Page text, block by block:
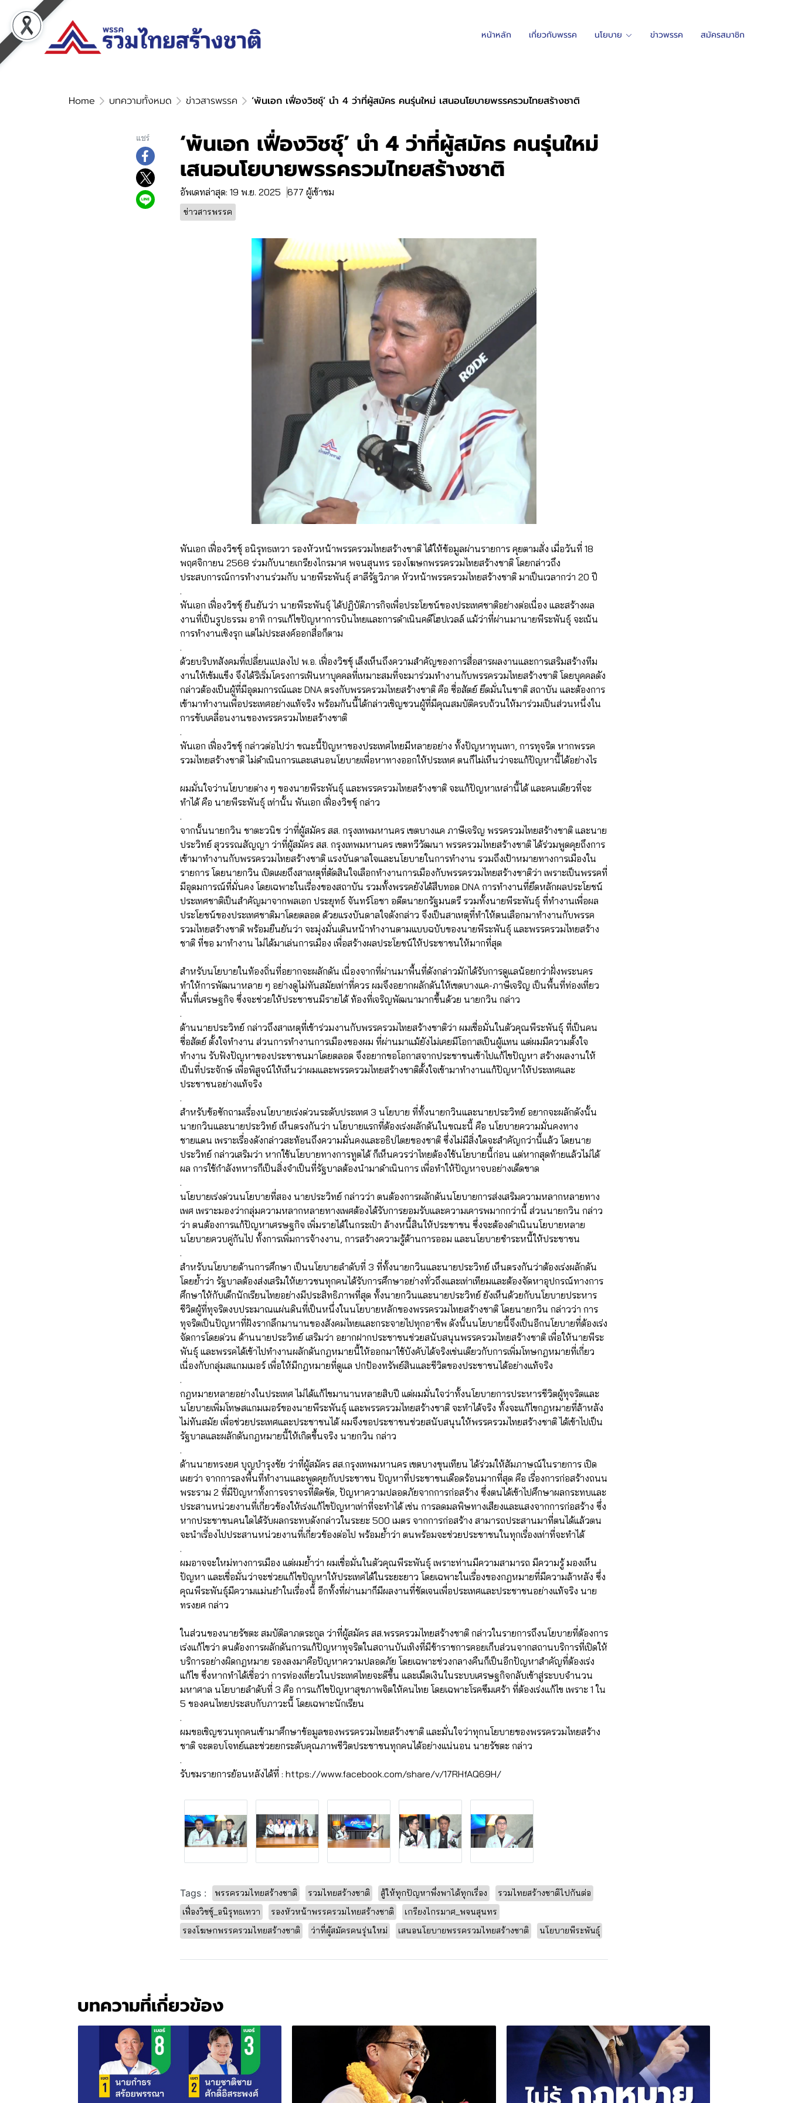
หน้าหลัก เกี่ยวกับพรรค นโยบาย ข่าวพรรค สมัครสมาชิก
Home บทความทั้งหมด ข่าวสารพรรค ‘พันเอก เฟื่องวิชชุ์’ นำ 4 ว่าที่ผู้สมัคร คนรุ่นใหม่ เสนอนโยบายพรรครวมไทยสร้างชาติ
แชร์ ‘พันเอก เฟื่องวิชชุ์’ นำ 4 ว่าที่ผู้สมัคร คนรุ่นใหม่
เสนอนโยบายพรรครวมไทยสร้างชาติ
อัพเดทล่าสุด: 19 พ.ย. 2025 677 ผู้เข้าชม
ข่าวสารพรรค
พันเอก เฟื่องวิชชุ์ อนิรุทธเทวา รองหัวหน้าพรรครวมไทยสร้างชาติ ได้ให้ข้อมูลผ่านรายการ คุยตามสั่ง เมื่อวันที่ 18
พฤศจิกายน 2568 ร่วมกับนายเกรียงไกรมาศ พจนสุนทร รองโฆษกพรรครวมไทยสร้างชาติ โดยกล่าวถึง
ประสบการณ์การทำงานร่วมกับ นายพีระพันธุ์ สาลีรัฐวิภาค หัวหน้าพรรครวมไทยสร้างชาติ มาเป็นเวลากว่า 20 ปี
.
พันเอก เฟื่องวิชชุ์ ยืนยันว่า นายพีระพันธุ์ ได้ปฏิบัติภารกิจเพื่อประโยชน์ของประเทศชาติอย่างต่อเนื่อง และสร้างผล
งานที่เป็นรูปธรรม อาทิ การแก้ไขปัญหาการบินไทยและการดำเนินคดีโฮปเวลล์ แม้ว่าที่ผ่านมานายพีระพันธุ์ จะเน้น
การทำงานเชิงรุก แต่ไม่ประสงค์ออกสื่อก็ตาม
.
ด้วยบริบทสังคมที่เปลี่ยนแปลงไป พ.อ. เฟื่องวิชชุ์ เล็งเห็นถึงความสำคัญของการสื่อสารผลงานและการเสริมสร้างทีม
งานให้เข้มแข็ง จึงได้ริเริ่มโครงการเฟ้นหาบุคคลที่เหมาะสมที่จะมาร่วมทำงานกับพรรครวมไทยสร้างชาติ โดยบุคคลดัง
กล่าวต้องเป็นผู้ที่มีอุดมการณ์และ DNA ตรงกับพรรครวมไทยสร้างชาติ คือ ซื่อสัตย์ ยึดมั่นในชาติ สถาบัน และต้องการ
เข้ามาทำงานเพื่อประเทศอย่างแท้จริง พร้อมกันนี้ได้กล่าวเชิญชวนผู้ที่มีคุณสมบัติครบถ้วนให้มาร่วมเป็นส่วนหนึ่งใน
การขับเคลื่อนงานของพรรครวมไทยสร้างชาติ
.
พันเอก เฟื่องวิชชุ์ กล่าวต่อไปว่า ขณะนี้ปัญหาของประเทศไทยมีหลายอย่าง ทั้งปัญหาทุนเทา, การทุจริต หากพรรค
รวมไทยสร้างชาติ ไม่ดำเนินการและเสนอนโยบายเพื่อหาทางออกให้ประเทศ ตนก็ไม่เห็นว่าจะแก้ปัญหานี้ได้อย่างไร
ผมมั่นใจว่านโยบายต่าง ๆ ของนายพีระพันธุ์ และพรรครวมไทยสร้างชาติ จะแก้ปัญหาเหล่านี้ได้ และคนเดียวที่จะ
ทำได้ คือ นายพีระพันธุ์ เท่านั้น พันเอก เฟื่องวิชชุ์ กล่าว
.
จากนั้นนายกวิน ชาตะวนิช ว่าที่ผู้สมัคร สส. กรุงเทพมหานคร เขตบางแค ภาษีเจริญ พรรครวมไทยสร้างชาติ และนาย
ประวิทย์ สุวรรณสัญญา ว่าที่ผู้สมัคร สส. กรุงเทพมหานคร เขตทวีวัฒนา พรรครวมไทยสร้างชาติ ได้ร่วมพูดคุยถึงการ
เข้ามาทำงานกับพรรครวมไทยสร้างชาติ แรงบันดาลใจและนโยบายในการทำงาน รวมถึงเป้าหมายทางการเมืองใน
รายการ โดยนายกวิน เปิดเผยถึงสาเหตุที่ตัดสินใจเลือกทำงานการเมืองกับพรรครวมไทยสร้างชาติว่า เพราะเป็นพรรคที่
มีอุดมการณ์ที่มั่นคง โดยเฉพาะในเรื่องของสถาบัน รวมทั้งพรรคยังได้สืบทอด DNA การทำงานที่ยึดหลักผลประโยชน์
ประเทศชาติเป็นสำคัญมาจากพลเอก ประยุทธ์ จันทร์โอชา อดีตนายกรัฐมนตรี รวมทั้งนายพีระพันธุ์ ที่ทำงานเพื่อผล
ประโยชน์ของประเทศชาติมาโดยตลอด ด้วยแรงบันดาลใจดังกล่าว จึงเป็นสาเหตุที่ทำให้ตนเลือกมาทำงานกับพรรค
รวมไทยสร้างชาติ พร้อมยืนยันว่า จะมุ่งมั่นเดินหน้าทำงานตามแบบฉบับของนายพีระพันธุ์ และพรรครวมไทยสร้าง
ชาติ ที่ขอ มาทำงาน ไม่ได้มาเล่นการเมือง เพื่อสร้างผลประโยชน์ให้ประชาชนให้มากที่สุด
สำหรับนโยบายในท้องถิ่นที่อยากจะผลักดัน เนื่องจากที่ผ่านมาพื้นที่ดังกล่าวมักได้รับการดูแลน้อยกว่าฝั่งพระนคร
ทำให้การพัฒนาหลาย ๆ อย่างดูไม่ทันสมัยเท่าที่ควร ผมจึงอยากผลักดันให้เขตบางแค-ภาษีเจริญ เป็นพื้นที่ท่องเที่ยว
พื้นที่เศรษฐกิจ ซึ่งจะช่วยให้ประชาชนมีรายได้ ท้องที่เจริญพัฒนามากขึ้นด้วย นายกวิน กล่าว
.
ด้านนายประวิทย์ กล่าวถึงสาเหตุที่เข้าร่วมงานกับพรรครวมไทยสร้างชาติว่า ผมเชื่อมั่นในตัวคุณพีระพันธุ์ ที่เป็นคน
ซื่อสัตย์ ตั้งใจทำงาน ส่วนการทำงานการเมืองของผม ที่ผ่านมาแม้ยังไม่เคยมีโอกาสเป็นผู้แทน แต่ผมมีความตั้งใจ
ทำงาน รับฟังปัญหาของประชาชนมาโดยตลอด จึงอยากขอโอกาสจากประชาชนเข้าไปแก้ไขปัญหา สร้างผลงานให้
เป็นที่ประจักษ์ เพื่อพิสูจน์ให้เห็นว่าผมและพรรครวมไทยสร้างชาติตั้งใจเข้ามาทำงานแก้ปัญหาให้ประเทศและ
ประชาชนอย่างแท้จริง
.
สำหรับข้อซักถามเรื่องนโยบายเร่งด่วนระดับประเทศ 3 นโยบาย ที่ทั้งนายกวินและนายประวิทย์ อยากจะผลักดังนั้น
นายกวินและนายประวิทย์ เห็นตรงกันว่า นโยบายแรกที่ต้องเร่งผลักดันในขณะนี้ คือ นโยบายความมั่นคงทาง
ชายแดน เพราะเรื่องดังกล่าวสะท้อนถึงความมั่นคงและอธิปไตยของชาติ ซึ่งไม่มีสิ่งใดจะสำคัญกว่านี้แล้ว โดยนาย
ประวิทย์ กล่าวเสริมว่า หากใช้นโยบายทางการทูตได้ ก็เห็นควรว่าไทยต้องใช้นโยบายนี้ก่อน แต่หากสุดท้ายแล้วไม่ได้
ผล การใช้กำลังทหารก็เป็นสิ่งจำเป็นที่รัฐบาลต้องนำมาดำเนินการ เพื่อทำให้ปัญหาจบอย่างเด็ดขาด
.
นโยบายเร่งด่วนนโยบายที่สอง นายประวิทย์ กล่าวว่า ตนต้องการผลักดันนโยบายการส่งเสริมความหลากหลายทาง
เพศ เพราะมองว่ากลุ่มความหลากหลายทางเพศต้องได้รับการยอมรับและความเคารพมากกว่านี้ ส่วนนายกวิน กล่าว
ว่า ตนต้องการแก้ปัญหาเศรษฐกิจ เพิ่มรายได้ในกระเป๋า ล้างหนี้สินให้ประชาชน ซึ่งจะต้องดำเนินนโยบายหลาย
นโยบายควบคู่กันไป ทั้งการเพิ่มการจ้างงาน, การสร้างความรู้ด้านการออม และนโยบายชำระหนี้ให้ประชาชน
.
สำหรับนโยบายด้านการศึกษา เป็นนโยบายลำดับที่ 3 ที่ทั้งนายกวินและนายประวิทย์ เห็นตรงกันว่าต้องเร่งผลักดัน
โดยย้ำว่า รัฐบาลต้องส่งเสริมให้เยาวชนทุกคนได้รับการศึกษาอย่างทั่วถึงและเท่าเทียมและต้องจัดหาอุปกรณ์ทางการ
ศึกษาให้กับเด็กนักเรียนไทยอย่างมีประสิทธิภาพที่สุด ทั้งนายกวินและนายประวิทย์ ยังเห็นด้วยกับนโยบายประหาร
ชีวิตผู้ที่ทุจริตงบประมาณแผ่นดินที่เป็นหนึ่งในนโยบายหลักของพรรครวมไทยสร้างชาติ โดยนายกวิน กล่าวว่า การ
ทุจริตเป็นปัญหาที่ฝังรากลึกมานานของสังคมไทยและกระจายไปทุกอาชีพ ดังนั้นนโยบายนี้จึงเป็นอีกนโยบายที่ต้องเร่ง
จัดการโดยด่วน ด้านนายประวิทย์ เสริมว่า อยากฝากประชาชนช่วยสนับสนุนพรรครวมไทยสร้างชาติ เพื่อให้นายพีระ
พันธุ์ และพรรคได้เข้าไปทำงานผลักดันกฎหมายนี้ให้ออกมาใช้บังคับได้จริงเช่นเดียวกับการเพิ่มโทษกฎหมายที่เกี่ยว
เนื่องกับกลุ่มสแกมเมอร์ เพื่อให้มีกฎหมายที่ดูแล ปกป้องทรัพย์สินและชีวิตของประชาชนได้อย่างแท้จริง
.
กฎหมายหลายอย่างในประเทศ ไม่ได้แก้ไขมานานหลายสิบปี แต่ผมมั่นใจว่าทั้งนโยบายการประหารชีวิตผู้ทุจริตและ
นโยบายเพิ่มโทษสแกมเมอร์ของนายพีระพันธุ์ และพรรครวมไทยสร้างชาติ จะทำได้จริง ทั้งจะแก้ไขกฎหมายที่ล้าหลัง
ไม่ทันสมัย เพื่อช่วยประเทศและประชาชนได้ ผมจึงขอประชาชนช่วยสนับสนุนให้พรรครวมไทยสร้างชาติ ได้เข้าไปเป็น
รัฐบาลและผลักดันกฎหมายนี้ให้เกิดขึ้นจริง นายกวิน กล่าว
.
ด้านนายทรงยศ บุญบำรุงชัย ว่าที่ผู้สมัคร สส.กรุงเทพมหานคร เขตบางขุนเทียน ได้ร่วมให้สัมภาษณ์ในรายการ เปิด
เผยว่า จากการลงพื้นที่ทำงานและพูดคุยกับประชาชน ปัญหาที่ประชาชนเดือดร้อนมากที่สุด คือ เรื่องการก่อสร้างถนน
พระราม 2 ที่มีปัญหาทั้งการจราจรที่ติดขัด, ปัญหาความปลอดภัยจากการก่อสร้าง ซึ่งตนได้เข้าไปศึกษาผลกระทบและ
ประสานหน่วยงานที่เกี่ยวข้องให้เร่งแก้ไขปัญหาเท่าที่จะทำได้ เช่น การลดมลพิษทางเสียงและแสงจากการก่อสร้าง ซึ่ง
หากประชาชนคนใดได้รับผลกระทบดังกล่าวในระยะ 500 เมตร จากการก่อสร้าง สามารถประสานมาที่ตนได้แล้วตน
จะนำเรื่องไปประสานหน่วยงานที่เกี่ยวข้องต่อไป พร้อมย้ำว่า ตนพร้อมจะช่วยประชาชนในทุกเรื่องเท่าที่จะทำได้
.
ผมอาจจะใหม่ทางการเมือง แต่ผมย้ำว่า ผมเชื่อมั่นในตัวคุณพีระพันธุ์ เพราะท่านมีความสามารถ มีความรู้ มองเห็น
ปัญหา และเชื่อมั่นว่าจะช่วยแก้ไขปัญหาให้ประเทศได้ในระยะยาว โดยเฉพาะในเรื่องของกฎหมายที่มีความล้าหลัง ซึ่ง
คุณพีระพันธุ์มีความแม่นยำในเรื่องนี้ อีกทั้งที่ผ่านมาก็มีผลงานที่ชัดเจนเพื่อประเทศและประชาชนอย่างแท้จริง นาย
ทรงยศ กล่าว
ในส่วนของนายรัชตะ สมบัติลาภตระกูล ว่าที่ผู้สมัคร สส.พรรครวมไทยสร้างชาติ กล่าวในรายการถึงนโยบายที่ต้องการ
เร่งแก้ไขว่า ตนต้องการผลักดันการแก้ปัญหาทุจริตในสถานบันเทิงที่มีข้าราชการคอยเก็บส่วนจากสถานบริการที่เปิดให้
บริการอย่างผิดกฎหมาย รองลงมาคือปัญหาความปลอดภัย โดยเฉพาะช่วงกลางคืนก็เป็นอีกปัญหาสำคัญที่ต้องเร่ง
แก้ไข ซึ่งหากทำได้เชื่อว่า การท่องเที่ยวในประเทศไทยจะดีขึ้น และเม็ดเงินในระบบเศรษฐกิจกลับเข้าสู่ระบบจำนวน
มหาศาล นโยบายลำดับที่ 3 คือ การแก้ไขปัญหาสุขภาพจิตให้คนไทย โดยเฉพาะโรคซึมเศร้า ที่ต้องเร่งแก้ไข เพราะ 1 ใน
5 ของคนไทยประสบกับภาวะนี้ โดยเฉพาะนักเรียน
.
ผมขอเชิญชวนทุกคนเข้ามาศึกษาข้อมูลของพรรครวมไทยสร้างชาติ และมั่นใจว่าทุกนโยบายของพรรครวมไทยสร้าง
ชาติ จะตอบโจทย์และช่วยยกระดับคุณภาพชีวิตประชาชนทุกคนได้อย่างแน่นอน นายรัชตะ กล่าว
.
รับชมรายการย้อนหลังได้ที่ : https://www.facebook.com/share/v/17RHfAQ69H/
Tags : พรรครวมไทยสร้างชาติ รวมไทยสร้างชาติ สู้ให้ทุกปัญหาพึ่งพาได้ทุกเรื่อง
รวมไทยสร้างชาติไปกันต่อ
เฟื่องวิชชุ์_อนิรุทธเทวา
รองหัวหน้าพรรครวมไทยสร้างชาติ
เกรียงไกรมาศ_พจนสุนทร
รองโฆษกพรรครวมไทยสร้างชาติ
ว่าที่ผู้สมัครคนรุ่นใหม่ เสนอนโยบายพรรครวมไทยสร้างชาติ นโยบายพีระพันธุ์
บทความที่เกี่ยวข้อง